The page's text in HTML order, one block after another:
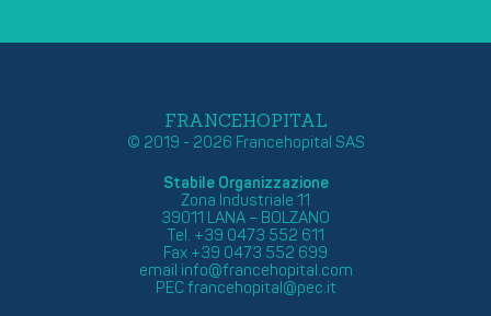
FRANCEHOPITAL
© 2019 - 2026 Francehopital SAS
Stabile Organizzazione
Zona Industriale 11
39011 LANA – BOLZANO
Tel. +39 0473 552 611
Fax +39 0473 552 699
email info@francehopital.com
PECfrancehopital@pec.it